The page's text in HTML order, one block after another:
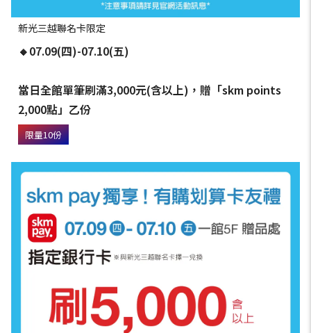
新光三越聯名卡限定
🔸07.09(四)-07.10(五)
當日全館單筆刷滿3,000元(含以上)，贈「skm points
2,000點」乙份
限量10份